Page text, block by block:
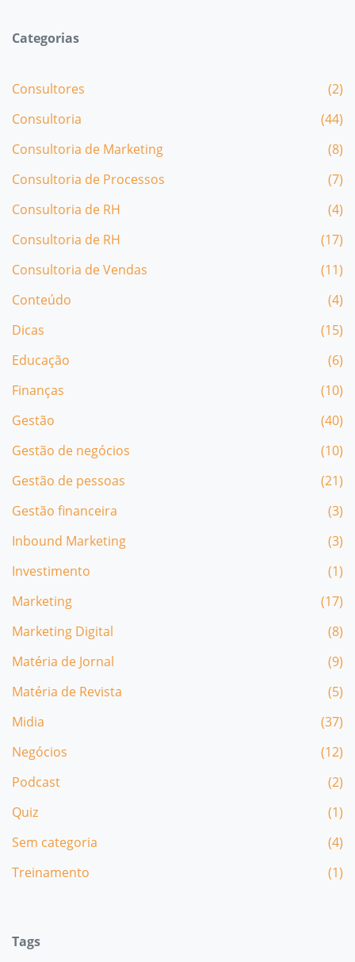
Categorias
Consultores
(2)
Consultoria
(44)
Consultoria de Marketing
(8)
Consultoria de Processos
(7)
Consultoria de RH
(4)
Consultoria de RH
(17)
Consultoria de Vendas
(11)
Conteúdo
(4)
Dicas
(15)
Educação
(6)
Finanças
(10)
Gestão
(40)
Gestão de negócios
(10)
Gestão de pessoas
(21)
Gestão financeira
(3)
Inbound Marketing
(3)
Investimento
(1)
Marketing
(17)
Marketing Digital
(8)
Matéria de Jornal
(9)
Matéria de Revista
(5)
Midia
(37)
Negócios
(12)
Podcast
(2)
Quiz
(1)
Sem categoria
(4)
Treinamento
(1)
Tags